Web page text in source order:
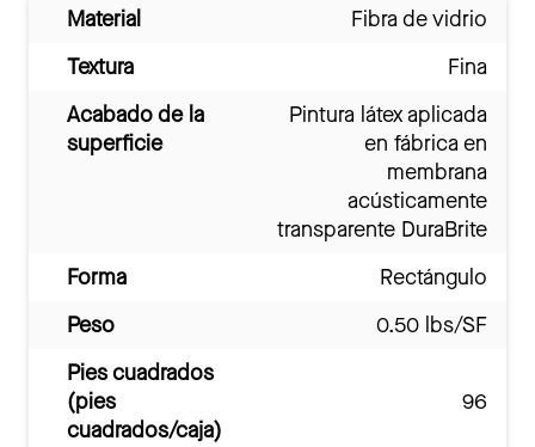
Material
Fibra de vidrio
Textura
Fina
Acabado de la
superficie
Pintura látex aplicada
en fábrica en
membrana
acústicamente
transparente DuraBrite
Forma
Rectángulo
Peso
0.50 lbs/SF
Pies cuadrados
(pies
cuadrados/caja)
96